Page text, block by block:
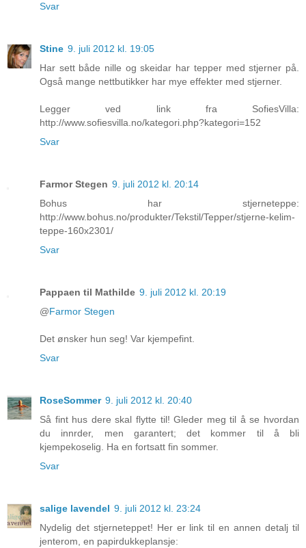
Svar
Stine 9. juli 2012 kl. 19:05
Har sett både nille og skeidar har tepper med stjerner på.
Også mange nettbutikker har mye effekter med stjerner.
Legger ved link fra SofiesVilla:
http://www.sofiesvilla.no/kategori.php?kategori=152
Svar
Farmor Stegen 9. juli 2012 kl. 20:14
Bohus har stjerneteppe:
http://www.bohus.no/produkter/Tekstil/Tepper/stjerne-kelim-
teppe-160x2301/
Svar
Pappaen til Mathilde 9. juli 2012 kl. 20:19
@Farmor Stegen
Det ønsker hun seg! Var kjempefint.
Svar
RoseSommer 9. juli 2012 kl. 20:40
Så fint hus dere skal flytte til! Gleder meg til å se hvordan
du innrder, men garantert; det kommer til å bli
kjempekoselig. Ha en fortsatt fin sommer.
Svar
salige lavendel 9. juli 2012 kl. 23:24
Nydelig det stjerneteppet! Her er link til en annen detalj til
jenterom, en papirdukkeplansje: